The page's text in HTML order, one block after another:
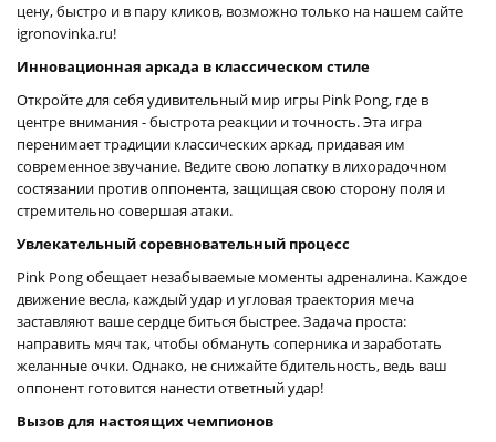
цену, быстро и в пару кликов, возможно только на нашем сайте
igronovinka.ru!
Инновационная аркада в классическом стиле
Откройте для себя удивительный мир игры Pink Pong, где в
центре внимания - быстрота реакции и точность. Эта игра
перенимает традиции классических аркад, придавая им
современное звучание. Ведите свою лопатку в лихорадочном
состязании против оппонента, защищая свою сторону поля и
стремительно совершая атаки.
Увлекательный соревновательный процесс
Pink Pong обещает незабываемые моменты адреналина. Каждое
движение весла, каждый удар и угловая траектория меча
заставляют ваше сердце биться быстрее. Задача проста:
направить мяч так, чтобы обмануть соперника и заработать
желанные очки. Однако, не снижайте бдительность, ведь ваш
оппонент готовится нанести ответный удар!
Вызов для настоящих чемпионов